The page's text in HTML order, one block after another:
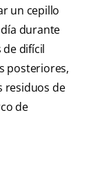
un cepillo
durante
difícil
posteriores,
residuos de
de